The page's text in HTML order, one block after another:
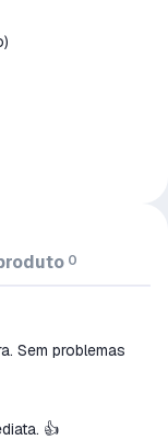
0
Sem problemas
👍